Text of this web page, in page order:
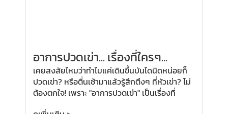
อาการปวดเข่า... เรื่องที่ใครๆ...
เคยสงสัยไหมว่าทำไมแค่เดินขึ้นบันไดนิดหน่อยก็
ปวดเข่า? หรือตื่นเช้ามาแล้วรู้สึกตึงๆ ที่หัวเข่า? ไม่
ต้องตกใจ! เพราะ "อาการปวดเข่า" เป็นเรื่องที่